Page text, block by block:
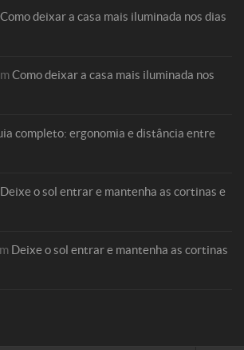
Como deixar a casa mais iluminada nos dias
Como deixar a casa mais iluminada nos
completo: ergonomia e distância entre
Deixe o sol entrar e mantenha as cortinas e
Deixe o sol entrar e mantenha as cortinas